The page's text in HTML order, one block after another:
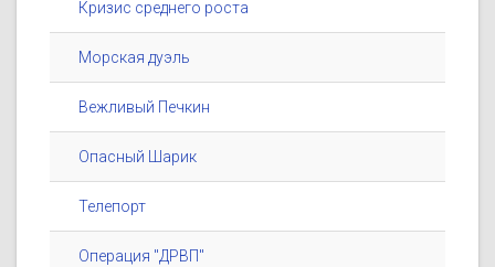
Кризис среднего роста
Морская дуэль
Вежливый Печкин
Опасный Шарик
Телепорт
Операция "ДРВП"